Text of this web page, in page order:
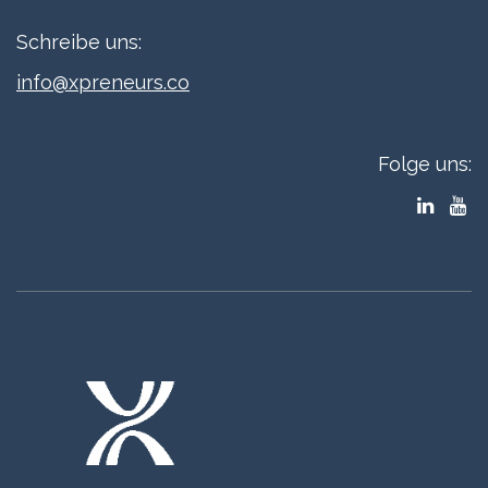
Schreibe uns:
info@xpreneurs.co
Folge uns: